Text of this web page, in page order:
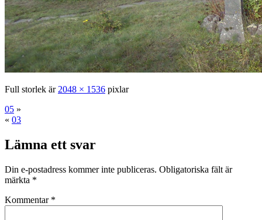
Full storlek är 2048 × 1536 pixlar
05 »
« 03
Lämna ett svar
Din e-postadress kommer inte publiceras. Obligatoriska fält är
märkta *
Kommentar *